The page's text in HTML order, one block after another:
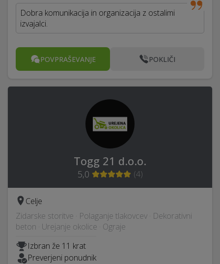
Dobra komunikacija in organizacija z ostalimi
izvajalci.
POVPRAŠEVANJE POKLIČI
Togg 21 d.o.o.
5,0 (4)
Celje
Zidarske storitve · Polaganje tlakovcev · Dekorativni
beton · Urejanje okolice · Ograje
Izbran že 11 krat
Preverjeni ponudnik